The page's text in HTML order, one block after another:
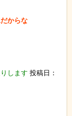
からな
します 投稿日：